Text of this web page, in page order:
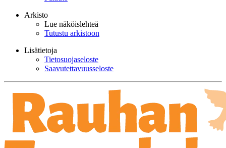
Arkisto
Lue näköislehteä
Tutustu arkistoon
Lisätietoja
Tietosuojaseloste
Saavutettavuusseloste